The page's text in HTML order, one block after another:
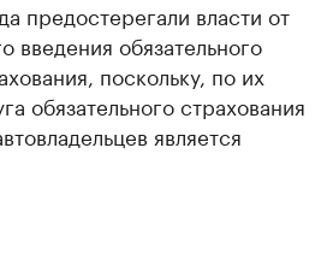
предостерегали власти от
введения обязательного
поскольку, по их
обязательного страхования
является